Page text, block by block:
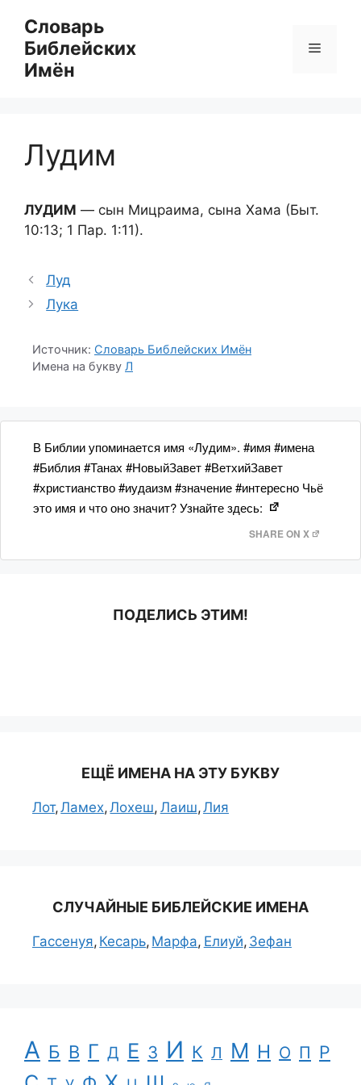
содержимому
Словарь
Библейских
Имён
Меню
Лудим
ЛУДИМ — сын Мицраима, сына Хама (Быт.
10:13; 1 Пар. 1:11).
Луд
Лука
Источник: Словарь Библейских Имён
Имена на букву Л
В Библии упоминается имя «Лудим». #имя #имена
#Библия #Танах #НовыйЗавет #ВетхийЗавет
#христианство #иудаизм #значение #интересно Чьё
это имя и что оно значит? Узнайте здесь:
SHARE ON X
ПОДЕЛИСЬ ЭТИМ!
ЕЩЁ ИМЕНА НА ЭТУ БУКВУ
Лот Ламех Лохеш Лаиш Лия
СЛУЧАЙНЫЕ БИБЛЕЙСКИЕ ИМЕНА
Гассенуя Кесарь Марфа Елиуй Зефан
А Б В Г Д Е З И К Л М Н О П Р